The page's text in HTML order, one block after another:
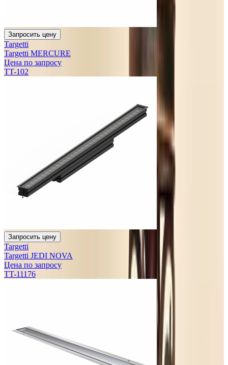
Запросить цену
Targetti
Targetti MERCURE
Цена по запросу
TT-102
Запросить цену
Targetti
Targetti JEDI NOVA
Цена по запросу
TT-11176